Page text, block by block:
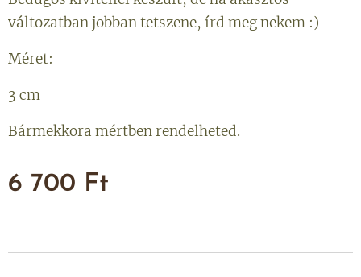
változatban jobban tetszene, írd meg nekem :)
Méret:
3 cm
Bármekkora mértben rendelheted.
6 700 Ft